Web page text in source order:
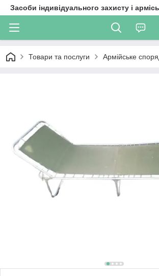
Засоби індивідуального захисту і
Товари та послуги Армійське